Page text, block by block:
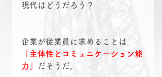
現代はどうだろう？
企業が従業員に求めることは
「主体性とコミュニケーション能
力」
だそうだ。